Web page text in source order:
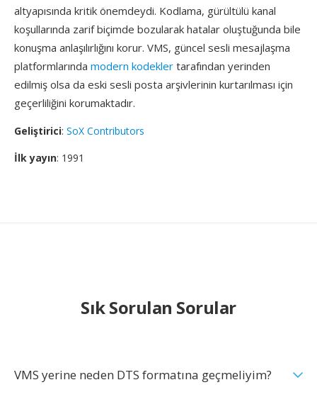
altyapısında kritik önemdeydi. Kodlama, gürültülü kanal
koşullarında zarif biçimde bozularak hatalar oluştuğunda bile
konuşma anlaşılırlığını korur. VMS, güncel sesli mesajlaşma
platformlarında modern kodekler tarafından yerinden
edilmiş olsa da eski sesli posta arşivlerinin kurtarılması için
geçerliliğini korumaktadır.
Geliştirici: SoX Contributors
İlk yayın: 1991
Sık Sorulan Sorular
VMS yerine neden DTS formatına geçmeliyim?